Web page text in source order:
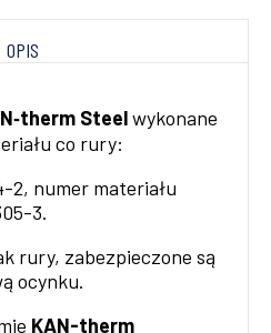
OPIS
Steelwykonane
co rury:
2, numer materiału
3.
rury, zabezpieczone są
ocynku.
KAN-therm